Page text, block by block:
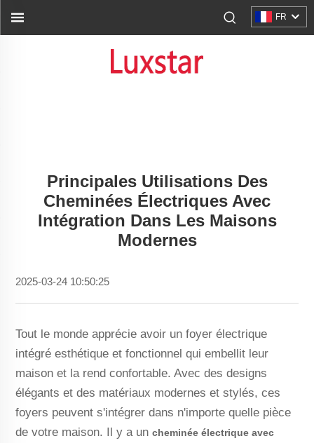
FR
Principales Utilisations Des
Cheminées Électriques Avec
Intégration Dans Les Maisons
Modernes
2025-03-24 10:50:25
Tout le monde apprécie avoir un foyer électrique
intégré esthétique et fonctionnel qui embellit leur
maison et la rend confortable. Avec des designs
élégants et des matériaux modernes et stylés, ces
foyers peuvent s'intégrer dans n'importe quelle pièce
de votre maison. Il y a un cheminée électrique avec